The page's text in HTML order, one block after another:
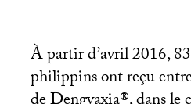
À partir d’avril 2016,
philippins ont reçu